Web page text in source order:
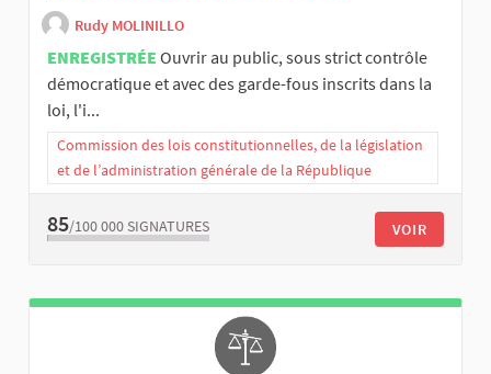
Rudy MOLINILLO
ENREGISTRÉE Ouvrir au public, sous strict contrôle
démocratique et avec des garde-fous inscrits dans la
loi, l'i...
Commission des lois constitutionnelles, de la législation
et de l’administration générale de la République
85/100 000 SIGNATURES VOIR